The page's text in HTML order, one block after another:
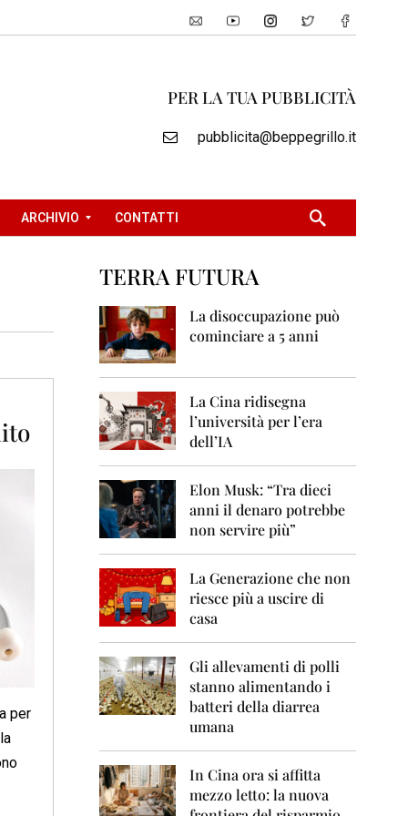
PER LA TUA PUBBLICITÀ
pubblicita@beppegrillo.it
ARCHIVIO
2
0
2
0
CONTATTI
per
TERRA FUTURA
La disoccupazione può
cominciare a 5 anni
La Cina ridisegna
l’università per l’era
dell’IA
Elon Musk: “Tra dieci
anni il denaro potrebbe
non servire più”
La Generazione che non
riesce più a uscire di
casa
Gli allevamenti di polli
stanno alimentando i
batteri della diarrea
umana
In Cina ora si affitta
mezzo letto: la nuova